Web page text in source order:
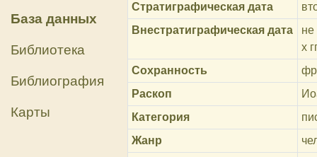
База данных
Библиотека
Библиография
Карты
Стратиграфическая дата
Внестратиграфическая дата
не
х
Сохранность
Раскоп
Категория
Жанр